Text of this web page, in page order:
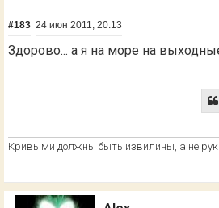
#183 24 июн 2011, 20:13
Здорово... а я на море на
Кривыми должны быть извилины, а не